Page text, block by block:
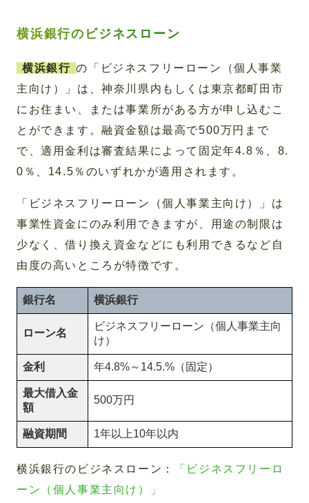
横浜銀行のビジネスローン
横浜銀行 の「ビジネスフリーローン（個人事業
主向け）」は、神奈川県内もしくは東京都町田市
にお住まい、または事業所がある方が申し込むこ
とができます。融資金額は最高で500万円まで
で、適用金利は審査結果によって固定年4.8％、8.
0％、14.5％のいずれかが適用されます。
「ビジネスフリーローン（個人事業主向け）」は
事業性資金にのみ利用できますが、用途の制限は
少なく、借り換え資金などにも利用できるなど自
由度の高いところが特徴です。
銀行名 横浜銀行
ローン名
ビジネスフリーローン（個人事業主向
け）
金利 年4.8%～14.5.%（固定）
最大借入金
額
500万円
融資期間 1年以上10年以内
横浜銀行のビジネスローン：
「ビジネスフリーロ
ーン（個人事業主向け）」